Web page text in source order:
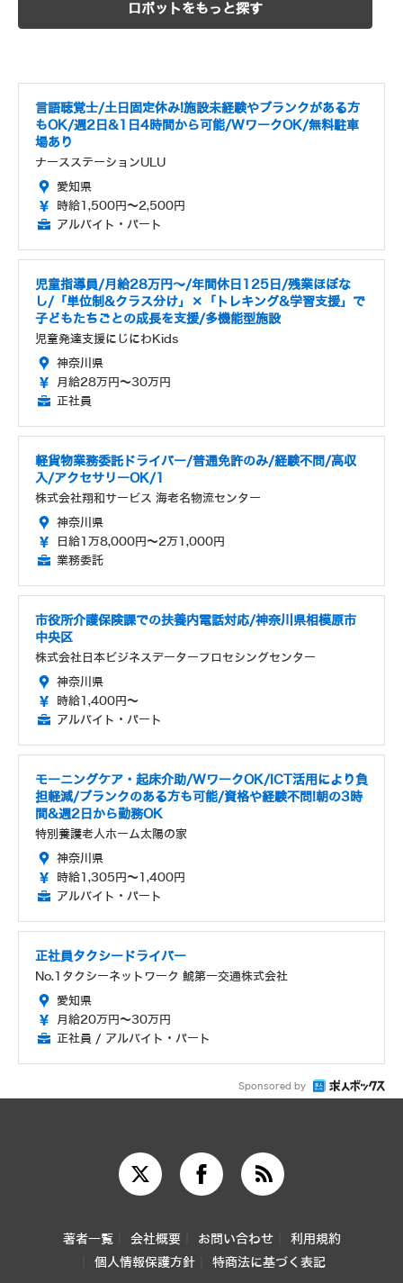
ロボットをもっと探す
言語聴覚士/土日固定休み!施設未経験やブランクがある方
もOK/週2日&1日4時間から可能/WワークOK/無料駐車
場あり
ナースステーションULU
愛知県
時給1,500円～2,500円
アルバイト・パート
児童指導員/月給28万円～/年間休日125日/残業ほぼな
し/「単位制&クラス分け」×「トレキング&学習支援」で
子どもたちごとの成長を支援/多機能型施設
児童発達支援にじにわKids
神奈川県
月給28万円～30万円
正社員
軽貨物業務委託ドライバー/普通免許のみ/経験不問/高収
入/アクセサリーOK/1
株式会社翔和サービス 海老名物流センター
神奈川県
日給1万8,000円～2万1,000円
業務委託
市役所介護保険課での扶養内電話対応/神奈川県相模原市
中央区
株式会社日本ビジネスデータープロセシングセンター
神奈川県
時給1,400円～
アルバイト・パート
モーニングケア・起床介助/WワークOK/ICT活用により負
担軽減/ブランクのある方も可能/資格や経験不問!朝の3時
間&週2日から勤務OK
特別養護老人ホーム太陽の家
神奈川県
時給1,305円～1,400円
アルバイト・パート
正社員タクシードライバー
No.1タクシーネットワーク 鯱第一交通株式会社
愛知県
月給20万円～30万円
正社員 / アルバイト・パート
Sponsored by
著者一覧 会社概要 お問い合わせ
利用規約
個人情報保護方針
特商法に基づく表記